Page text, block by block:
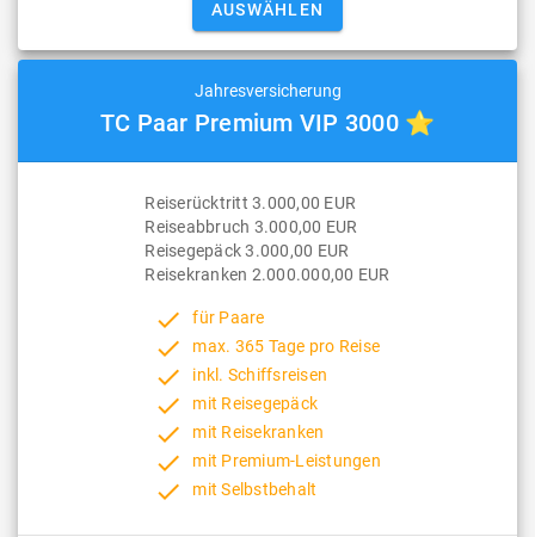
Jahresversicherung
TC Paar Premium VIP 3000 ⭐
Reiserücktritt 3.000,00 EUR
Reiseabbruch 3.000,00 EUR
Reisegepäck 3.000,00 EUR
Reisekranken 2.000.000,00 EUR
done für Paare
done max. 365 Tage pro Reise
done inkl. Schiffsreisen
done mit Reisegepäck
done mit Reisekranken
done mit Premium-Leistungen
done mit Selbstbehalt